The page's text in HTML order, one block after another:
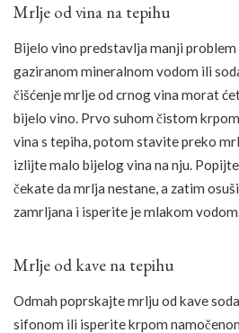
Mrlje od vina na tepihu
Bijelo vino predstavlja manji
gaziranom mineralnom vodom ili
čišćenje mrlje od crnog vina morat
bijelo vino. Prvo suhom čistom
vina s tepiha, potom stavite preko
izlijte malo bijelog vina na nju.
čekate da mrlja nestane, a zatim
zamrljana i isperite je mlakom
Mrlje od kave na tepihu
Odmah poprskajte mrlju od kave
sifonom ili isperite krpom